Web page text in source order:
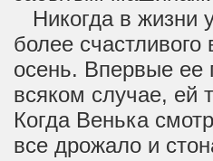
Никогда в жизни
более
осень. Впервые
всяком случае, ей
Когда Венька
все дрожало и